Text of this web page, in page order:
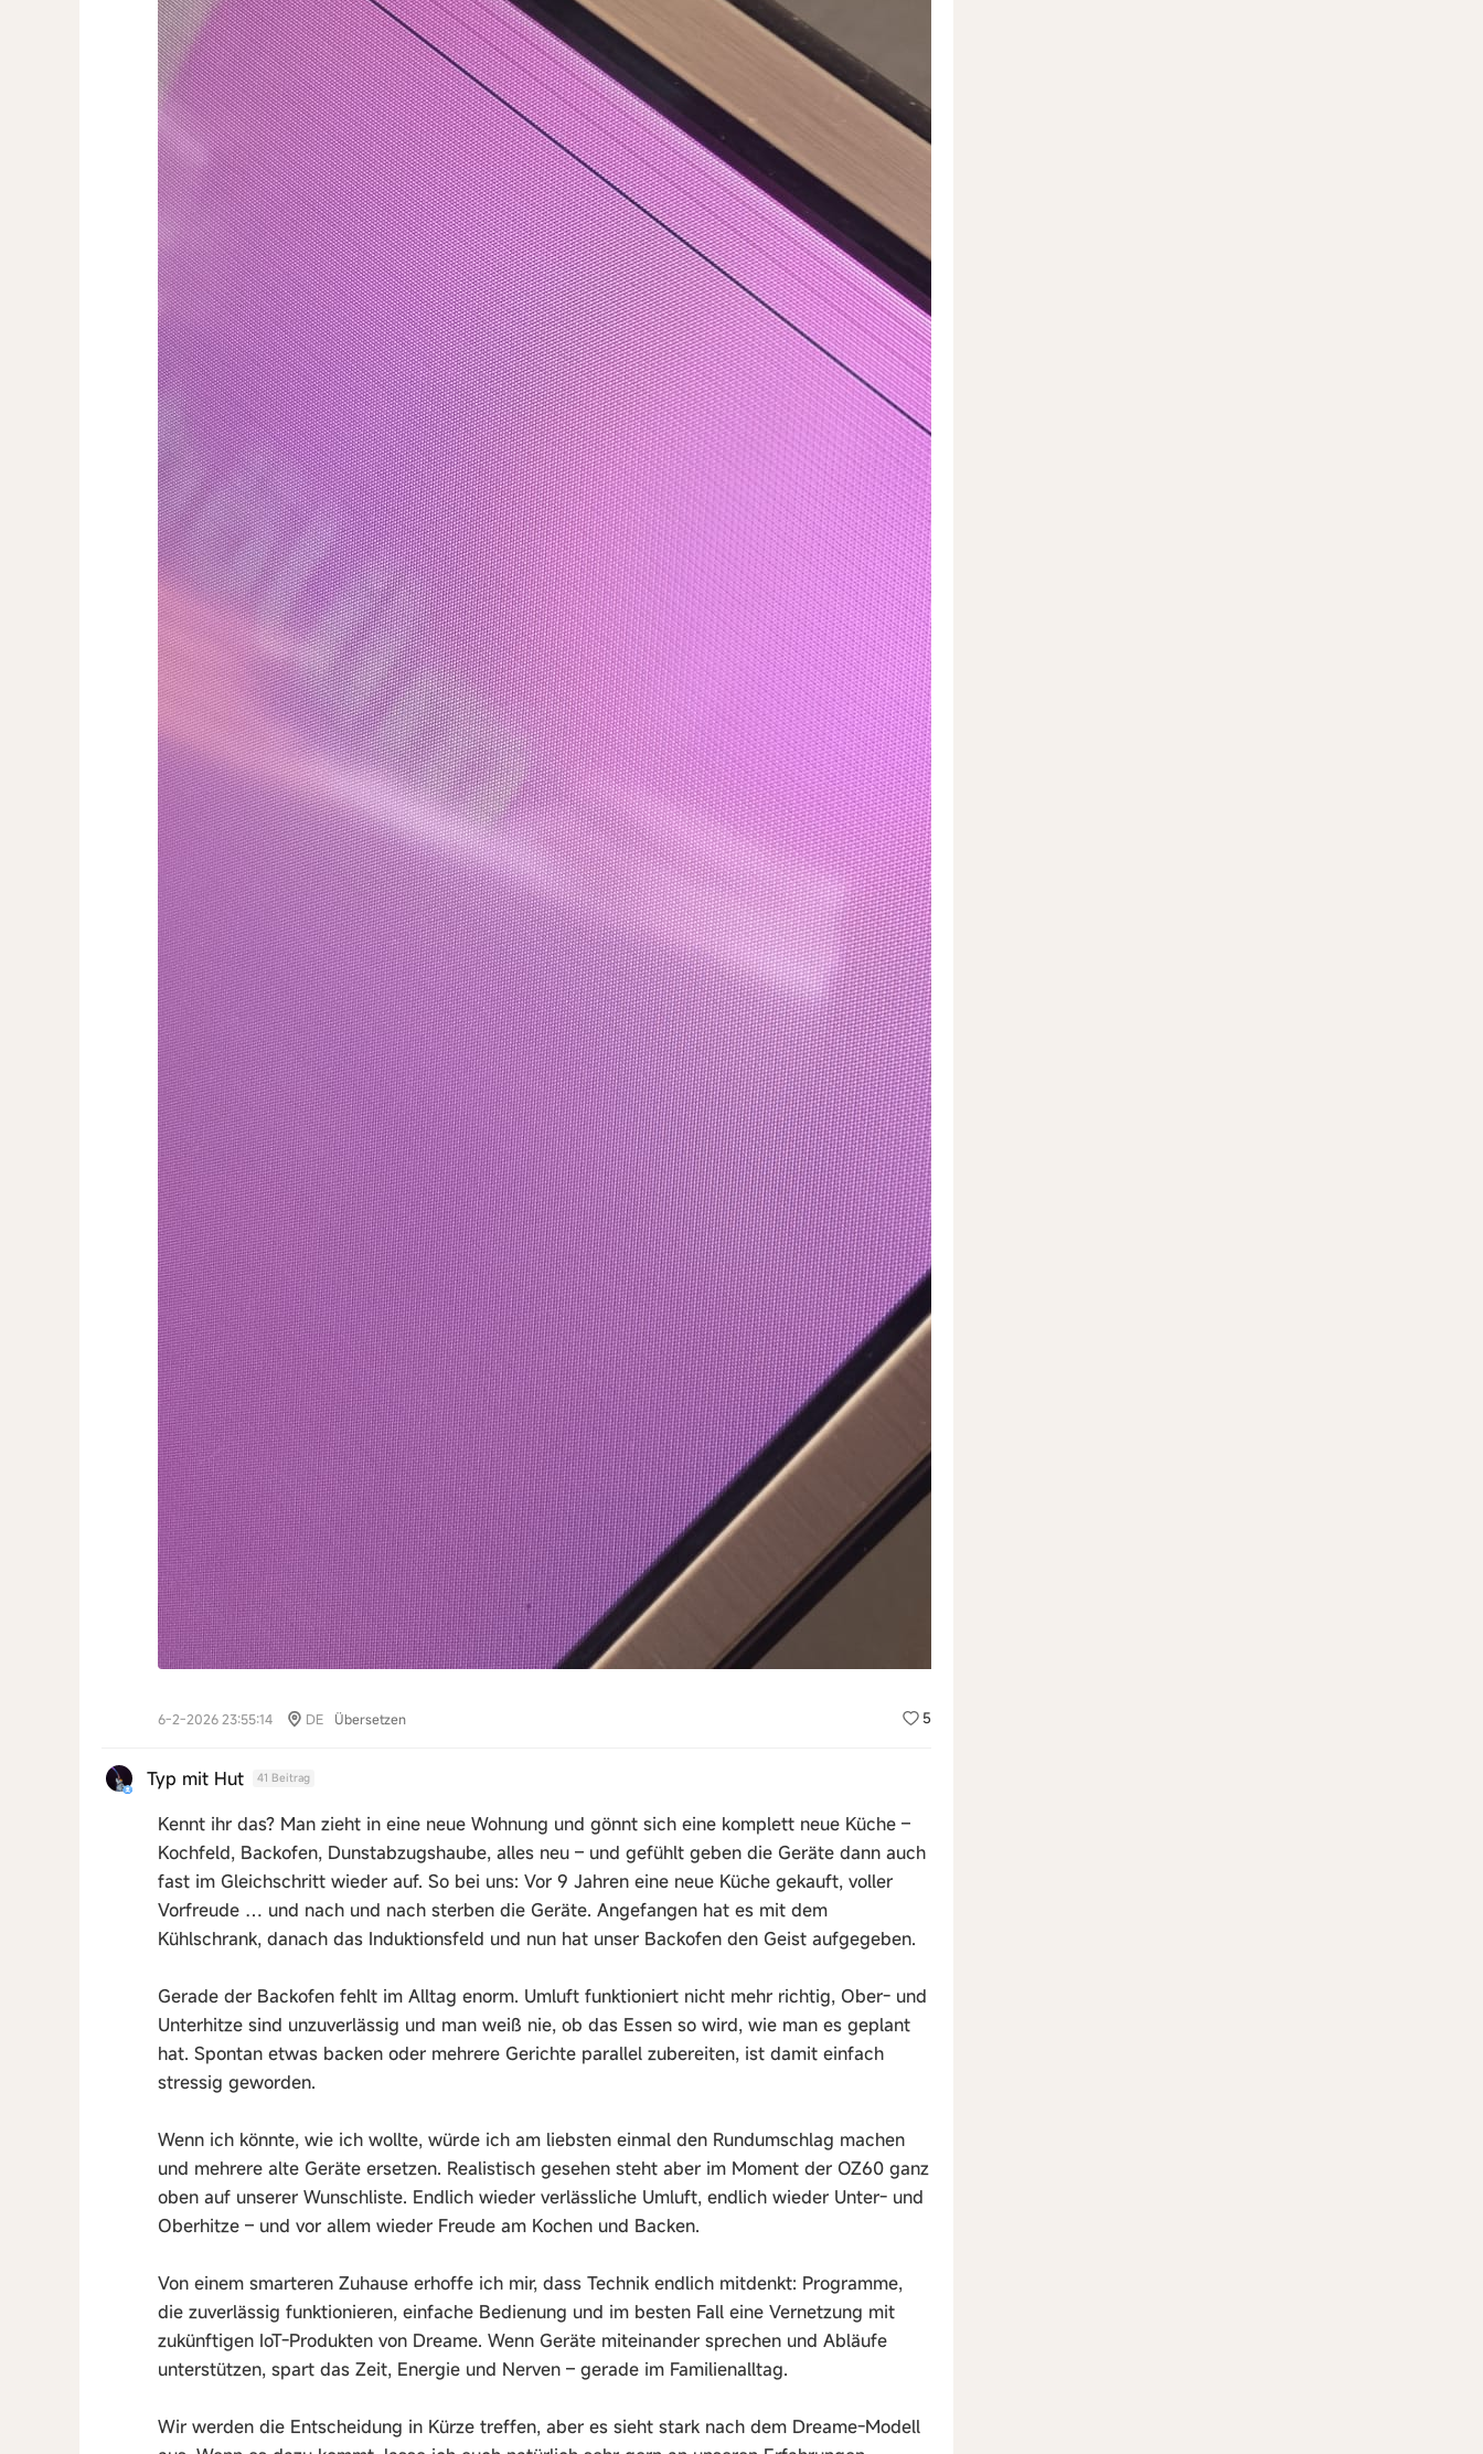
5
6-2-2026 23:55:14 DE Übersetzen
Typ mit Hut 41 Beitrag
Kennt ihr das? Man zieht in eine neue Wohnung und gönnt sich eine komplett neue Küche –
Kochfeld, Backofen, Dunstabzugshaube, alles neu – und gefühlt geben die Geräte dann auch
fast im Gleichschritt wieder auf. So bei uns: Vor 9 Jahren eine neue Küche gekauft, voller
Vorfreude … und nach und nach sterben die Geräte. Angefangen hat es mit dem
Kühlschrank, danach das Induktionsfeld und nun hat unser Backofen den Geist aufgegeben.
Gerade der Backofen fehlt im Alltag enorm. Umluft funktioniert nicht mehr richtig, Ober- und
Unterhitze sind unzuverlässig und man weiß nie, ob das Essen so wird, wie man es geplant
hat. Spontan etwas backen oder mehrere Gerichte parallel zubereiten, ist damit einfach
stressig geworden.
Wenn ich könnte, wie ich wollte, würde ich am liebsten einmal den Rundumschlag machen
und mehrere alte Geräte ersetzen. Realistisch gesehen steht aber im Moment der OZ60 ganz
oben auf unserer Wunschliste. Endlich wieder verlässliche Umluft, endlich wieder Unter- und
Oberhitze – und vor allem wieder Freude am Kochen und Backen.
Von einem smarteren Zuhause erhoffe ich mir, dass Technik endlich mitdenkt: Programme,
die zuverlässig funktionieren, einfache Bedienung und im besten Fall eine Vernetzung mit
zukünftigen IoT-Produkten von Dreame. Wenn Geräte miteinander sprechen und Abläufe
unterstützen, spart das Zeit, Energie und Nerven – gerade im Familienalltag.
Wir werden die Entscheidung in Kürze treffen, aber es sieht stark nach dem Dreame-Modell